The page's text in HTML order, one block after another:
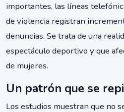
importantes, las líneas
de violencia registran
denuncias. Se trata de una
espectáculo deportivo y que
de mujeres.
Un patrón que se
Los estudios muestran que no